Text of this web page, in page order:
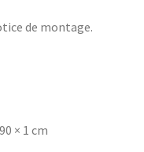
de montage.
× 1 cm